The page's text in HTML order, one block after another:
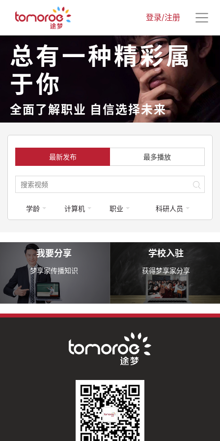
登录/注册
总有一种精彩属
于你
全面了解职业 自信选择未来
最新发布 最多播放
学龄 计算机 职业 科研人员
我要分享
梦享家传播知识
学校入驻
获得梦享家分享